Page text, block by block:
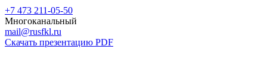
+7 473 211-05-50
Многоканальный
mail@rusfkl.ru
Скачать презентацию PDF